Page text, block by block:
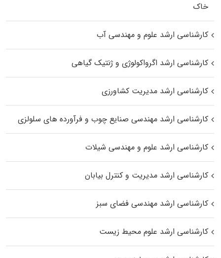
خاک
کارشناسی ارشد علوم و مهندسی آب
کارشناسی ارشد اگرواکولوژی و ژنتیک گیاهی
کارشناسی ارشد مدیریت کشاورزی
کارشناسی ارشد مهندسی صنایع چوب و فرآورده‌ های سلولزی
کارشناسی ارشد علوم و مهندسی شیلات
کارشناسی ارشد مدیریت و کنترل بیابان
کارشناسی ارشد مهندسی فضای سبز
کارشناسی ارشد علوم محیط‌ زیست